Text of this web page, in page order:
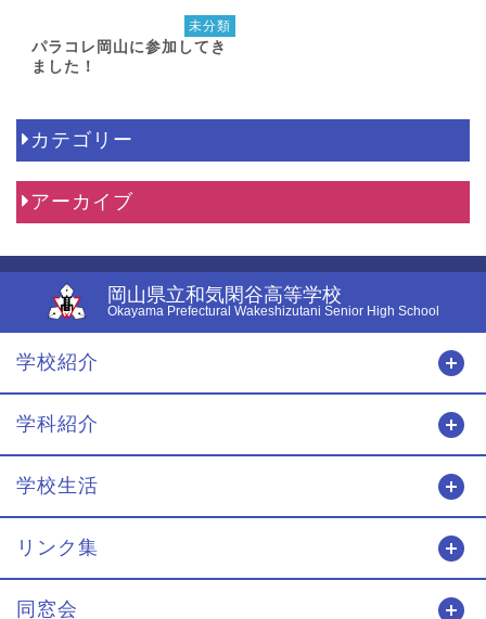
未分類
パラコレ岡山に参加してき
ました！
カテゴリー
アーカイブ
岡山県立和気閑谷高等学校
Okayama Prefectural Wakeshizutani Senior High School
学校紹介
学科紹介
学校生活
リンク集
同窓会